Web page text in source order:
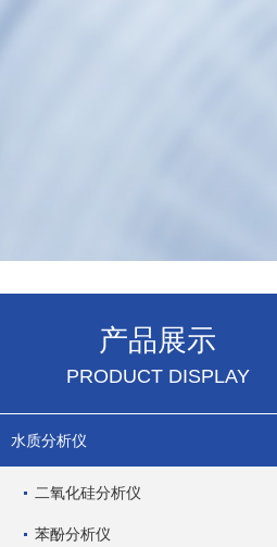
产品展示
PRODUCT DISPLAY
水质分析仪
二氧化硅分析仪
苯酚分析仪